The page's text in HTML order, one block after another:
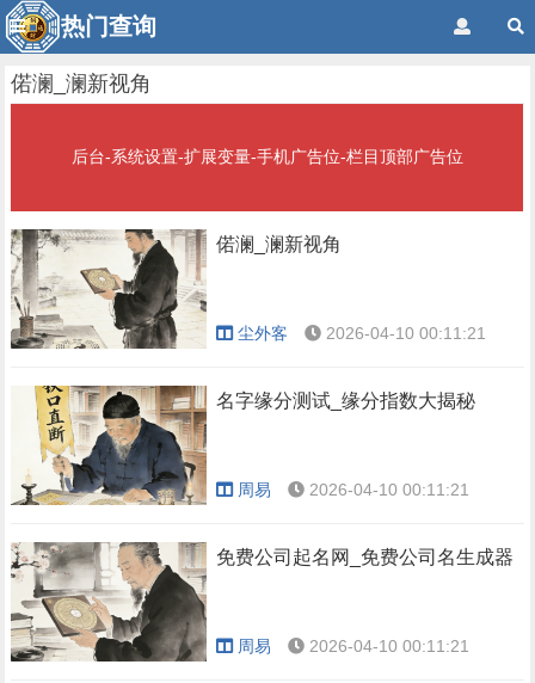
热门查询
偌澜_澜新视角
后台-系统设置-扩展变量-手机广告位-栏目顶部广告位
偌澜_澜新视角
尘外客 2026-04-10 00:11:21
名字缘分测试_缘分指数大揭秘
周易 2026-04-10 00:11:21
免费公司起名网_免费公司名生成器
周易 2026-04-10 00:11:21